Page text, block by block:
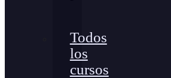
Todos
los
cursos